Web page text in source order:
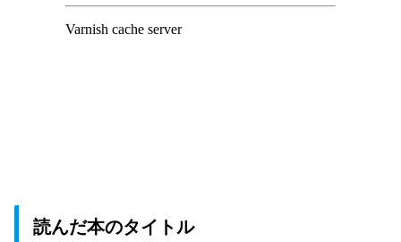
読んだ本のタイトル